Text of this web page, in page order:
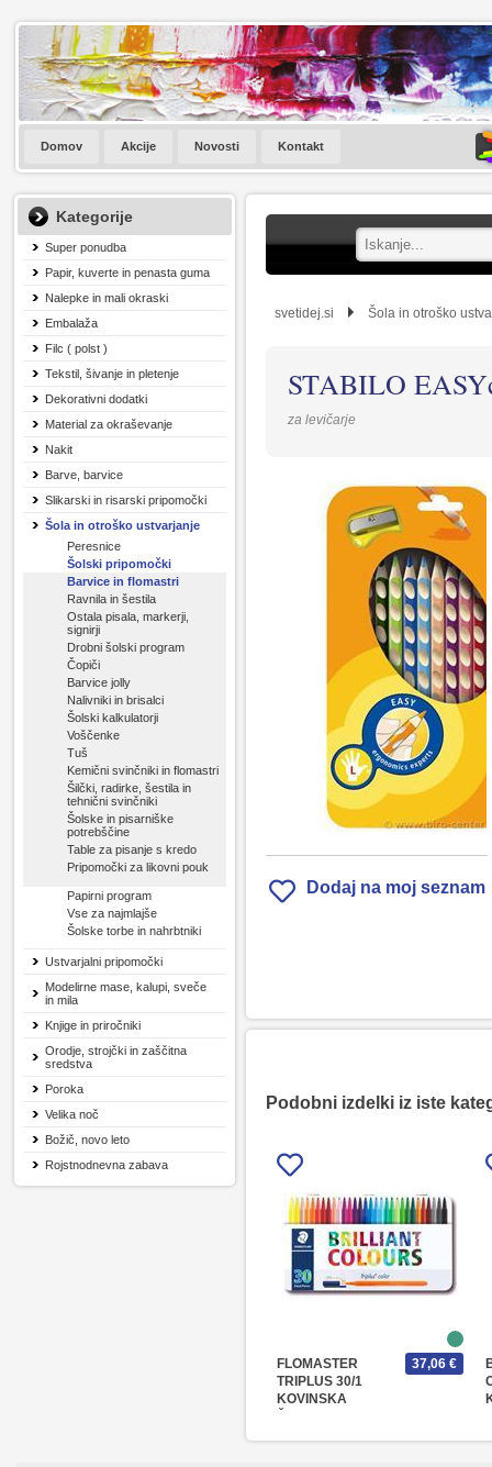
Domov Akcije Novosti Kontakt
Kategorije
Super ponudba
Papir, kuverte in penasta guma
Nalepke in mali okraski
Embalaža
Filc ( polst )
Tekstil, šivanje in pletenje
Dekorativni dodatki
Material za okraševanje
Nakit
Barve, barvice
Slikarski in risarski pripomočki
Šola in otroško ustvarjanje
Peresnice
Šolski pripomočki
Barvice in flomastri
Ravnila in šestila
Ostala pisala, markerji,
signirji
Drobni šolski program
Čopiči
Barvice jolly
Nalivniki in brisalci
Šolski kalkulatorji
Voščenke
Tuš
Kemični svinčniki in flomastri
Šilčki, radirke, šestila in
tehnični svinčniki
Šolske in pisarniške
potrebščine
Table za pisanje s kredo
Pripomočki za likovni pouk
Papirni program
Vse za najmlajše
Šolske torbe in nahrbtniki
Ustvarjalni pripomočki
Modelirne mase, kalupi, sveče
in mila
Knjige in priročniki
Orodje, strojčki in zaščitna
sredstva
Poroka
Velika noč
Božič, novo leto
Rojstnodnevna zabava
svetidej.si Šola in otroško
STABILO
za levičarje
Dodaj na moj seznam
Podobni izdelki iz iste
FLOMASTER
TRIPLUS 30/1
KOVINSKA
37,06 €